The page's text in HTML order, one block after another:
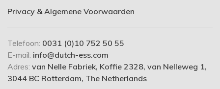
Privacy & Algemene Voorwaarden
Telefoon: 0031 (0)10 752 50 55
E-mail: info@dutch-ess.com
Adres: van Nelle Fabriek, Koffie 2328, van Nelleweg 1,
3044 BC Rotterdam, The Netherlands